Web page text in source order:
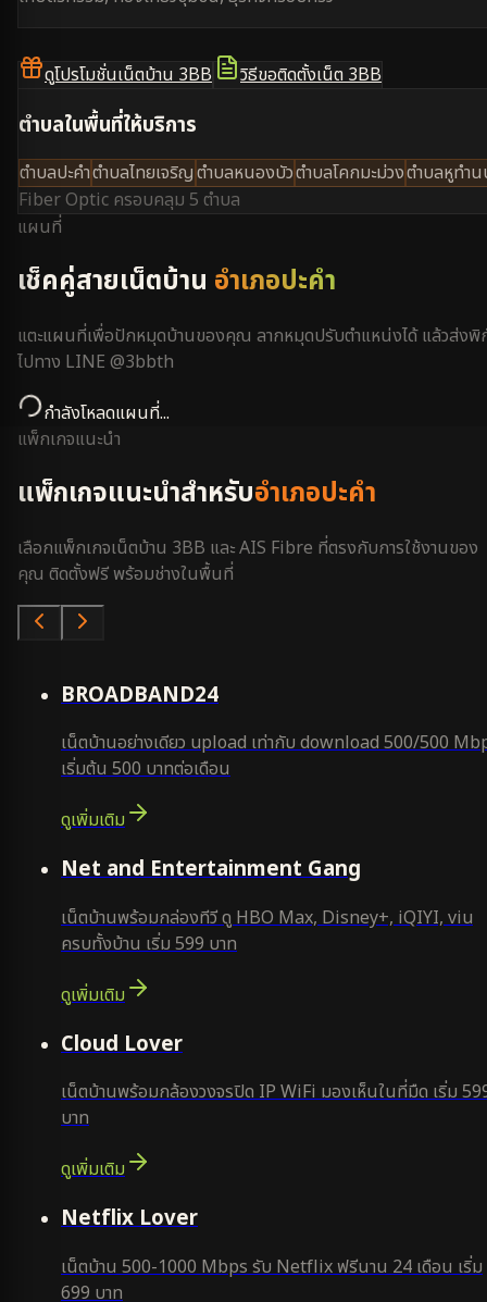
ดูโปรโมชั่นเน็ตบ้าน 3BB วิธีขอติดตั้งเน็ต 3BB
ตำบลในพื้นที่ให้บริการ
ตำบลปะคำตำบลไทยเจริญตำบลหนองบัวตำบลโคกมะม่วงตำบลหูทำ
Fiber Optic ครอบคลุม 5 ตำบล
แผนที่
เช็คคู่สายเน็ตบ้าน อำเภอปะคำ
แตะแผนที่เพื่อปักหมุดบ้านของคุณ ลากหมุดปรับตำแหน่งได้ แล้วส่งพิ
ไปทาง LINE @3bbth
กำลังโหลดแผนที่...
แพ็กเกจแนะนำ
แพ็กเกจแนะนำสำหรับอำเภอปะคำ
เลือกแพ็กเกจเน็ตบ้าน 3BB และ AIS Fibre ที่ตรงกับการใช้งานของ
คุณ ติดตั้งฟรี พร้อมช่างในพื้นที่
BROADBAND24
เน็ตบ้านอย่างเดียว upload เท่ากับ download 500/500
เริ่มต้น 500 บาทต่อเดือน
ดูเพิ่มเติม
Net and Entertainment Gang
เน็ตบ้านพร้อมกล่องทีวี ดู HBO Max, Disney+, iQIYI, viu
ครบทั้งบ้าน เริ่ม 599 บาท
ดูเพิ่มเติม
Cloud Lover
เน็ตบ้านพร้อมกล้องวงจรปิด IP WiFi มองเห็นในที่มืด เริ่ม
บาท
ดูเพิ่มเติม
Netflix Lover
เน็ตบ้าน 500-1000 Mbps รับ Netflix ฟรีนาน 24 เดือน เริ่ม
699 บาท